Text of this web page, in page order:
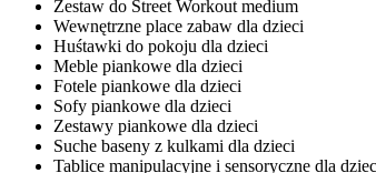
Zestaw do Street Workout medium
Wewnętrzne place zabaw dla dzieci
Huśtawki do pokoju dla dzieci
Meble piankowe dla dzieci
Fotele piankowe dla dzieci
Sofy piankowe dla dzieci
Zestawy piankowe dla dzieci
Suche baseny z kulkami dla dzieci
Tablice manipulacyjne i sensoryczne dla